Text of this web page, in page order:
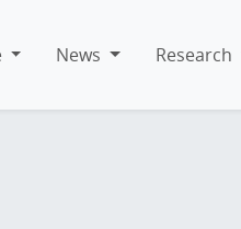
News Research